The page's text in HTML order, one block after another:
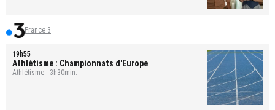
France 3
19h55
Athlétisme : Championnats d'Europe
Athlétisme - 3h30min.